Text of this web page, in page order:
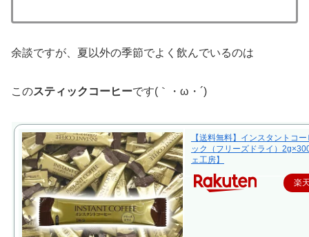
余談ですが、夏以外の季節でよく飲んでいるのは
このスティックコーヒーです(｀・ω・´)
【送料無料】インスタントコ
ック（フリーズドライ）
ェ工房】
楽